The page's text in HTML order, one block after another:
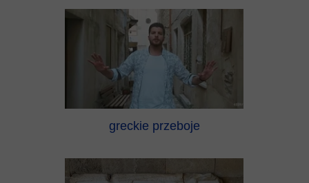
greckie przeboje